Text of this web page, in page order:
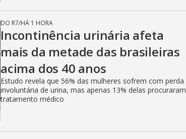
DO R7/HÁ 1 HORA
Incontinência urinária afeta
mais da metade das brasileiras
acima dos 40 anos
Estudo revela que 56% das mulheres sofrem com perda
involuntária de urina, mas apenas 13% delas procuraram
tratamento médico